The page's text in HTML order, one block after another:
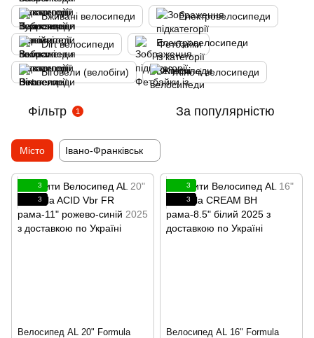
Вживані велосипеди Електровелосипеди
Dirt велосипеди Фетбайки
Біговели (велобіги) Жіночі велосипеди
Фільтр 1 За популярністю
Місто Івано-Франківськ
3
3
Велосипед AL 20" Formula
3
3
Велосипед AL 16" Formula